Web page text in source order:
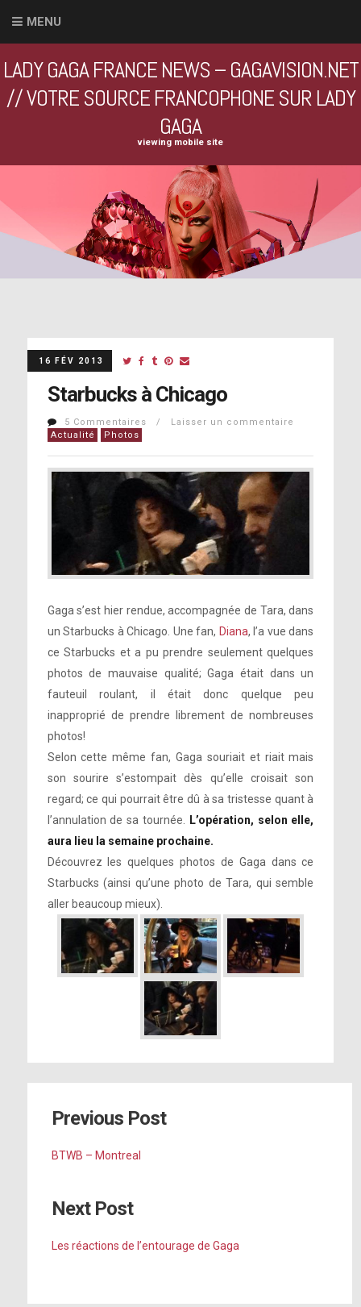
MENU
LADY GAGA FRANCE NEWS – GAGAVISION.NET
// VOTRE SOURCE FRANCOPHONE SUR LADY
GAGA
viewing mobile site
16 FÉV 2013
Starbucks à Chicago
5 Commentaires / Laisser un commentaire
Actualité
Photos
Gaga s’est hier rendue, accompagnée de Tara, dans
un Starbucks à Chicago. Une fan, Diana, l’a vue dans
ce Starbucks et a pu prendre seulement quelques
photos de mauvaise qualité; Gaga était dans un
fauteuil roulant, il était donc quelque peu
inapproprié de prendre librement de nombreuses
photos!
Selon cette même fan, Gaga souriait et riait mais
son sourire s’estompait dès qu’elle croisait son
regard; ce qui pourrait être dû à sa tristesse quant à
l’annulation de sa tournée.
L’opération, selon elle,
aura lieu la semaine prochaine.
Découvrez les quelques photos de Gaga dans ce
Starbucks (ainsi qu’une photo de Tara, qui semble
aller beaucoup mieux).
Previous Post
BTWB – Montreal
Next Post
Les réactions de l’entourage de Gaga